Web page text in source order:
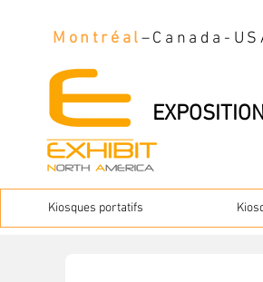
Montréal–Canada-
Kiosques portatifs